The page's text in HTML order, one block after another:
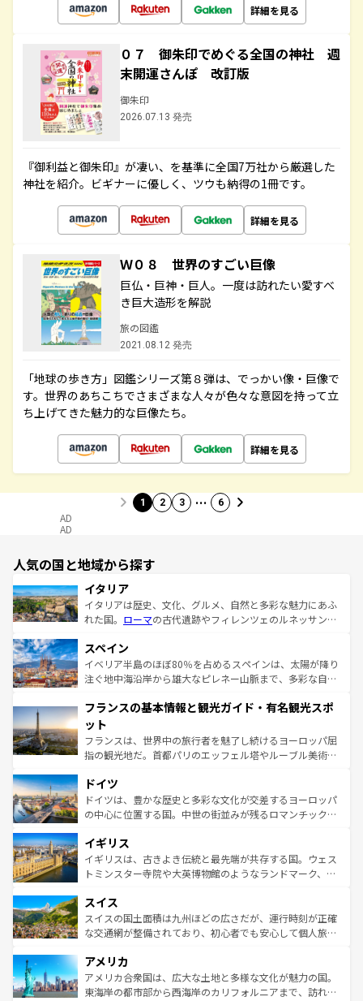
詳細を見る
０７ 御朱印でめぐる全国の神社 週
末開運さんぽ 改訂版
御朱印
2026.07.13 発売
『御利益と御朱印』が凄い、を基準に全国7万社から厳選した
神社を紹介。ビギナーに優しく、ツウも納得の1冊です。
詳細を見る
Ｗ０８ 世界のすごい巨像
巨仏・巨神・巨人。一度は訪れたい愛すべ
き巨大造形を解説
旅の図鑑
2021.08.12 発売
「地球の歩き方」図鑑シリーズ第８弾は、でっかい像・巨像で
す。世界のあちこちでさまざまな人々が色々な意図を持って立
ち上げてきた魅力的な巨像たち。
詳細を見る
1 2 3 … 6
AD
AD
人気の国と地域から探す
イタリア
イタリアは歴史、文化、グルメ、自然と多彩な魅力にあふ
れた国。 ローマの古代遺跡やフィレンツェのルネッサンス
ろん、トスカーナの美しい田園風景やアマルフィ海岸の絶
景など、自然景観も見逃せない。観光の合間には、本場の
ピザやパスタなど、絶品のイタリア料理を堪能することも
ませてくれるイタリアで、忘れられない旅をしてみよう！
なお、新着のイタリア情報は
しい。
スペイン
イベリア半島のほぼ80％を占めるスペインは、太陽が降り
注ぐ地中海沿岸から雄大なピレネー山脈まで、多彩な自然
文化が根付くこの国では、情熱的なフラメンコ、熱気あふ
れる闘牛、そして美味しいタパスが生活の一部となってい
る。首都マドリードの洗練された雰囲気や、バルセロナの
アートに溢れた街角から、地方では古代ローマ遺跡や中世
せる。地方によって風土や気候が異なるスペインはその個
性で訪れる人を魅了する。 なお、新着のスペイン情報は コ
ンテンツ一覧を参照してほしい。
フランスの基本情報と観光ガイド・有名観光スポ
ット
フランスは、世界中の旅行者を魅了し続けるヨーロッパ屈
指の観光地だ。首都パリのエッフェル塔やルーブル美術館
で、幅広い魅力が詰まっている。華麗な宮殿、歴史的な大
聖堂、美しいビーチ、そして豊かな自然が、訪れる者を心
から魅了する。また、フランスは美食の国としても知ら
いる。シャンパンの発祥地であるランス、プロヴァンスの
香り高いラベンダー畑など、多彩な楽しみ方が可能だ。さ
らに、パリ以外の地域にも魅力が溢れており、どの街角に
れる地方に足を運ぶとそれぞれで全く異なる文化を体験で
きるだろう。 なお、新着のフランス情報はコンテンツ一覧
を参照してほしい。
ドイツ
ドイツは、豊かな歴史と多彩な文化が交差するヨーロッパ
の中心に位置する国。中世の街並みが残るロマンチック街
顔を持つこの国は、どこを歩いても飽きることがない。ベ
ルリンの文化的活気、バイエルン州のアルプスの絶景、そ
してライン川沿いのワイン畑といった風景は必見。ビール
は、お酒好きな人にはぜひ体験してほしい。 なお、新着の
ドイツ情報はコンテンツ一覧を参照してほしい。
イギリス
イギリスは、古きよき伝統と最先端が共存する国。ウェス
トミンスター寺院や大英博物館のようなランドマーク、歴
リアごとに異なる魅力がある。また、優雅なアフタヌーン
ティー、ビール好きにはたまらない英国パブ、サッカー観
戦など、本場だからこそできる体験も豊富。イギリスを旅
ンツ一覧を参照してほしい。
スイス
スイスの国土面積は九州ほどの広さだが、運行時刻が正確
な交通網が整備されており、初心者でも安心して個人旅行
の建物がそのまま残る町や、スイスならではのユニークな
博物館もあり、アルプス観光だけでなく町歩きも満喫する
ことができる。国民の所得が高いため物価も高いが、旅行
アメリカ
アメリカ合衆国は、広大な土地と多様な文化が魅力の国。
東海岸の都市部から西海岸のカリフォルニアまで、訪れる